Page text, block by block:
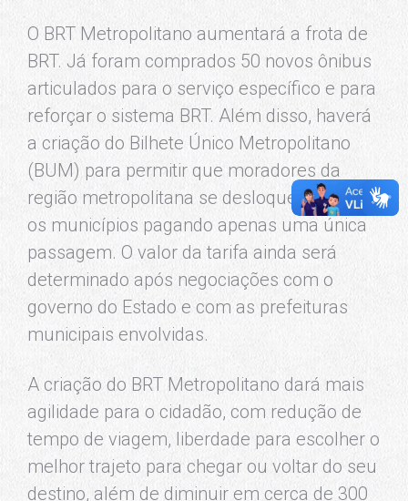
O BRT Metropolitano aumentará a frota de
BRT. Já foram comprados 50 novos ônibus
articulados para o serviço específico e para
reforçar o sistema BRT. Além disso, haverá
a criação do Bilhete Único Metropolitano
(BUM) para permitir que moradores da
região metropolitana se desloquem entre
os municípios pagando apenas uma única
passagem. O valor da tarifa ainda será
determinado após negociações com o
governo do Estado e com as prefeituras
municipais envolvidas.
A criação do BRT Metropolitano dará mais
agilidade para o cidadão, com redução de
tempo de viagem, liberdade para escolher o
melhor trajeto para chegar ou voltar do seu
destino, além de diminuir em cerca de 300